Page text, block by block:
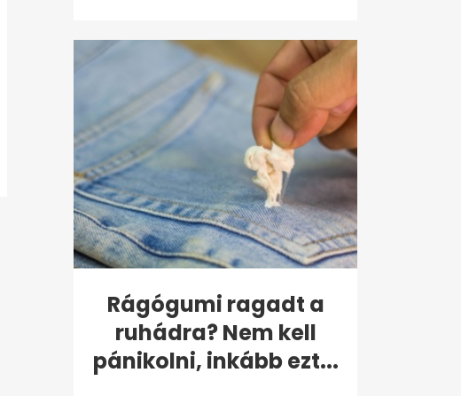
Rágógumi ragadt a
ruhádra? Nem kell
pánikolni, inkább ezt...